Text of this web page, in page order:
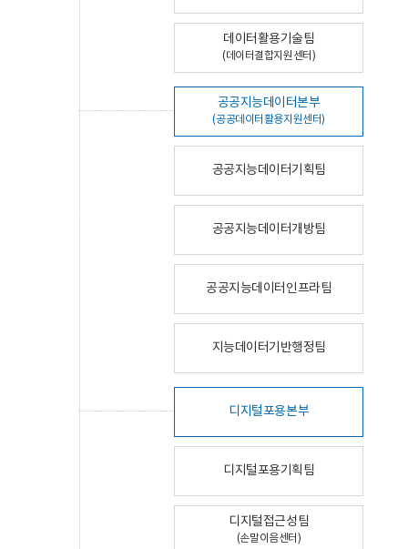
데이터활용기술팀
(데이터결합지원센터)
공공지능데이터본부
(공공데이터활용지원센터)
공공지능데이터기획팀
공공지능데이터개방팀
공공지능데이터인프라팀
지능데이터기반행정팀
디지털포용본부
디지털포용기획팀
디지털접근성팀
(손말이음센터)